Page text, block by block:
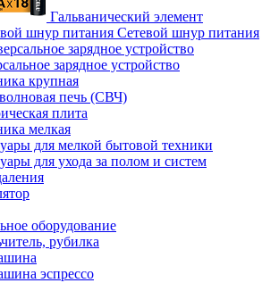
Гальванический элемент
Сетевой шнур питания
зарядное устройство
крупная
печь (СВЧ)
плита
мелкая
для мелкой бытовой техники
для ухода за полом и систем
оборудование
рубилка
эспрессо